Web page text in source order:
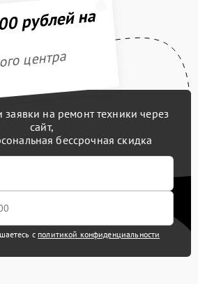
рублей на
центра
на ремонт техники через
сайт,
бессрочная скидка
с политикой конфиденциальности